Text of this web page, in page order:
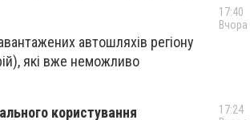
автошляхів регіону
які вже неможливо
користування
17:40
Вчора
17:24